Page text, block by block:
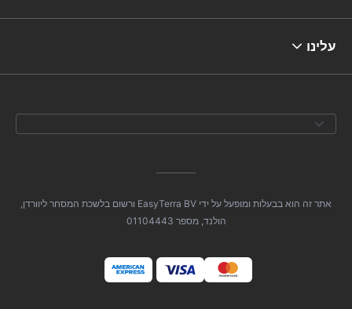
עלינו
אתר זה הוא בבעלות ומופעל על ידי EasyTerra BV ורשום בלשכת המסחר ליוורדן,
הולנד, מספר 01104443